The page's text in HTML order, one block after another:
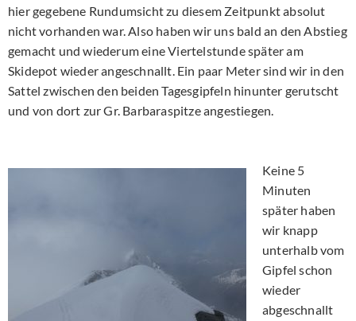
hier gegebene Rundumsicht zu diesem Zeitpunkt absolut
nicht vorhanden war. Also haben wir uns bald an den Abstieg
gemacht und wiederum eine Viertelstunde später am
Skidepot wieder angeschnallt. Ein paar Meter sind wir in den
Sattel zwischen den beiden Tagesgipfeln hinunter gerutscht
und von dort zur Gr. Barbaraspitze angestiegen.
Keine 5
Minuten
später haben
wir knapp
unterhalb vom
Gipfel schon
wieder
abgeschnallt